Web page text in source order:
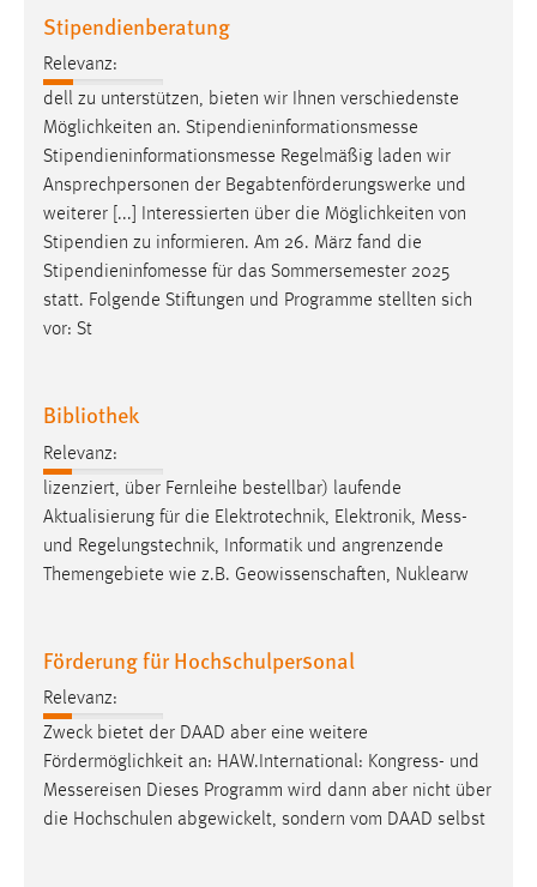
Stipendienberatung
Relevanz:
dell zu unterstützen, bieten wir Ihnen verschiedenste
Möglichkeiten an. Stipendieninformationsmesse
Stipendieninformationsmesse Regelmäßig laden wir
Ansprechpersonen der Begabtenförderungswerke und
weiterer [...] Interessierten über die Möglichkeiten von
Stipendien zu informieren. Am 26. März fand die
Stipendieninfomesse für das Sommersemester 2025
statt. Folgende Stiftungen und Programme stellten sich
vor: St
Bibliothek
Relevanz:
lizenziert, über Fernleihe bestellbar) laufende
Aktualisierung für die Elektrotechnik, Elektronik, Mess-
und Regelungstechnik, Informatik und angrenzende
Themengebiete wie z.B. Geowissenschaften, Nuklearw
Förderung für Hochschulpersonal
Relevanz:
Zweck bietet der DAAD aber eine weitere
Fördermöglichkeit an: HAW.International: Kongress- und
Messereisen Dieses Programm wird dann aber nicht über
die Hochschulen abgewickelt, sondern vom DAAD selbst
Conversion-Tracking
Cookie Laufzeit:
3 Monate
Facebook Pixel
Name:
_fbp
Anbieter:
Facebook
Cookie Laufzeit:
3 Monate
EXTERNE MEDIEN
Um Inhalte von Videoplattformen und Social Media
YouTube
Vimeo